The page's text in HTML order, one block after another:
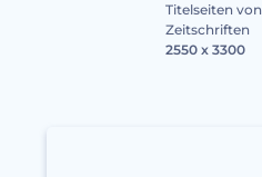
Titelseiten von
Zeitschriften
2550 x 3300